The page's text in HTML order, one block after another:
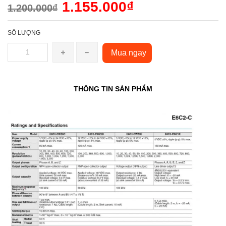
1.200.000₫ 1.155.000₫
SỐ LƯỢNG
Mua ngay
THÔNG TIN SẢN PHẨM